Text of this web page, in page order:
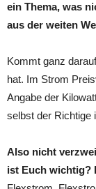
ein Thema, was
aus der weiten
Kommt ganz
hat. Im Strom
Angabe der
selbst der Richtige
Also nicht
ist Euch wichtig?